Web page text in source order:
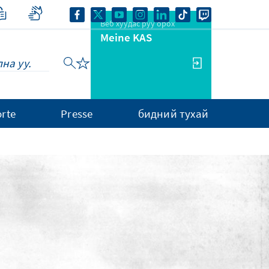
Веб хуудас руу орох
Meine KAS
Presse бидний тухай